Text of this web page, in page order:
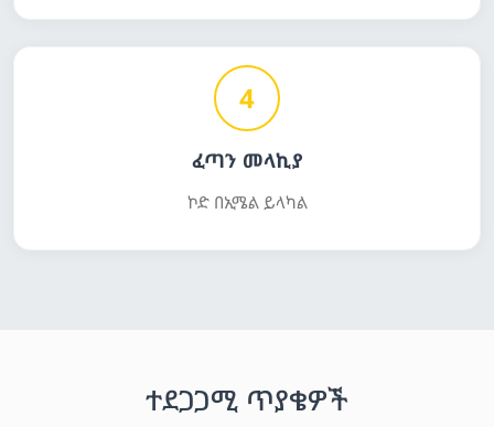
4
ፈጣን መላኪያ
ኮድ በኢሜል ይላካል
ተደጋጋሚ ጥያቄዎች